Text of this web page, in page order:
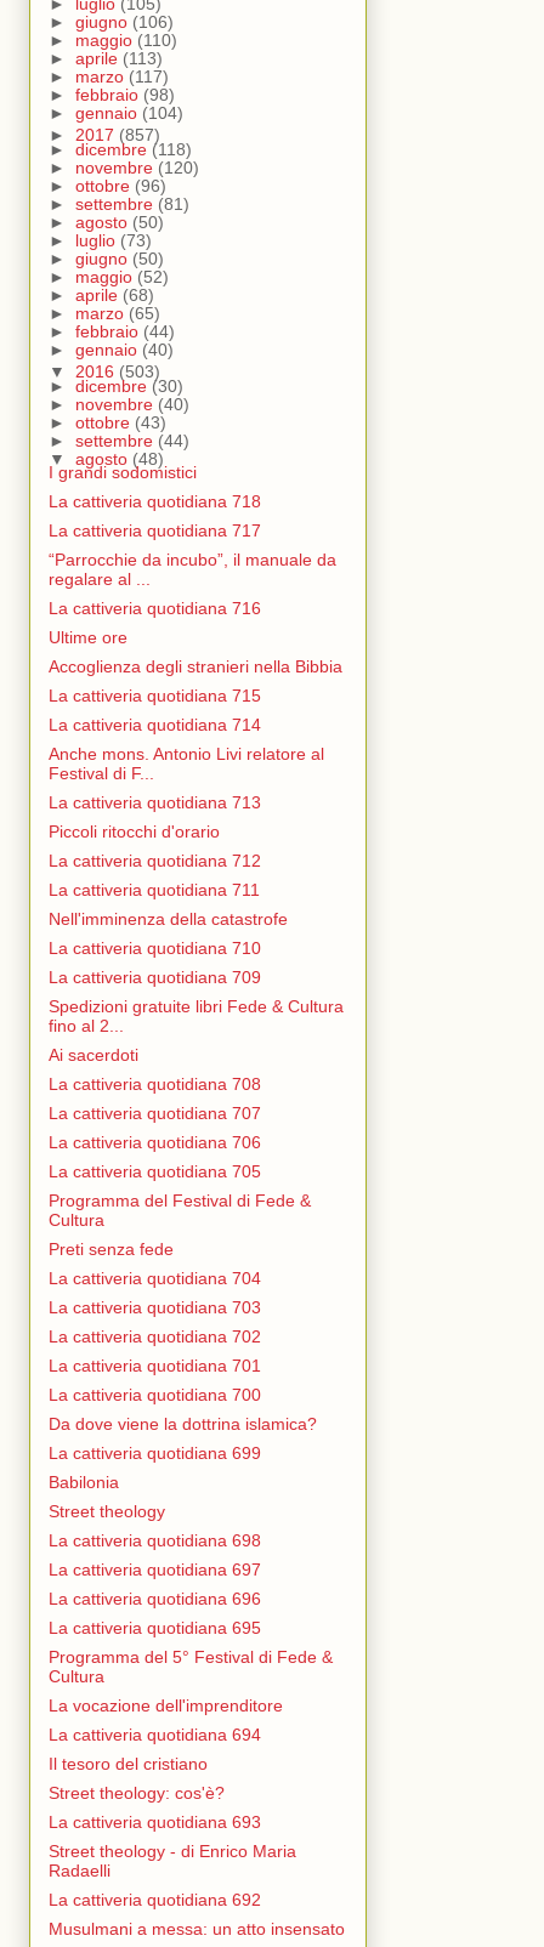
► giugno (106)
► maggio (110)
► aprile (113)
► marzo (117)
► febbraio (98)
► gennaio (104)
► 2017 (857)
► dicembre (118)
► novembre (120)
► ottobre (96)
► settembre (81)
► agosto (50)
► luglio (73)
► giugno (50)
► maggio (52)
► aprile (68)
► marzo (65)
► febbraio (44)
► gennaio (40)
▼ 2016 (503)
► dicembre (30)
► novembre (40)
► ottobre (43)
► settembre (44)
▼ agosto (48)
I grandi sodomistici
La cattiveria quotidiana 718
La cattiveria quotidiana 717
“Parrocchie da incubo”, il manuale da
regalare al ...
La cattiveria quotidiana 716
Ultime ore
Accoglienza degli stranieri nella Bibbia
La cattiveria quotidiana 715
La cattiveria quotidiana 714
Anche mons. Antonio Livi relatore al
Festival di F...
La cattiveria quotidiana 713
Piccoli ritocchi d'orario
La cattiveria quotidiana 712
La cattiveria quotidiana 711
Nell'imminenza della catastrofe
La cattiveria quotidiana 710
La cattiveria quotidiana 709
Spedizioni gratuite libri Fede & Cultura
fino al 2...
Ai sacerdoti
La cattiveria quotidiana 708
La cattiveria quotidiana 707
La cattiveria quotidiana 706
La cattiveria quotidiana 705
Programma del Festival di Fede &
Cultura
Preti senza fede
La cattiveria quotidiana 704
La cattiveria quotidiana 703
La cattiveria quotidiana 702
La cattiveria quotidiana 701
La cattiveria quotidiana 700
Da dove viene la dottrina islamica?
La cattiveria quotidiana 699
Babilonia
Street theology
La cattiveria quotidiana 698
La cattiveria quotidiana 697
La cattiveria quotidiana 696
La cattiveria quotidiana 695
Programma del 5° Festival di Fede &
Cultura
La vocazione dell'imprenditore
La cattiveria quotidiana 694
Il tesoro del cristiano
Street theology: cos'è?
La cattiveria quotidiana 693
Street theology - di Enrico Maria
Radaelli
La cattiveria quotidiana 692
Musulmani a messa: un atto insensato